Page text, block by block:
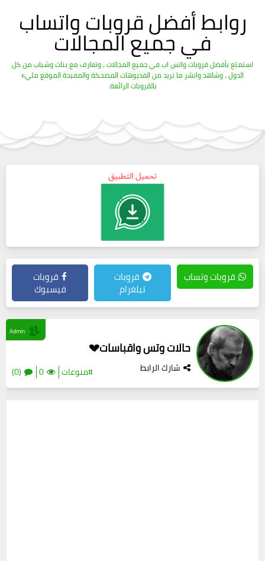
روابط أفضل قروبات واتساب
في جميع المجالات
استمتع بأفضل قروبات واتس اب في جميع المجالات ، وتعارف مع بنات وشباب من كل
الدول ، وشاهد وانشر ما تريد من الفديوهات المضحكة والمفيدة الموقع مليء
بالقروبات الرائعة.
قروبات وتساب قروبات
تيلغرام
قروبات
فيسبوك
حالات وتس واقباسات💔
شارك الرابط #منوعات 0
(0)
Admin